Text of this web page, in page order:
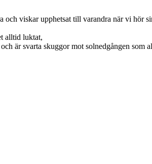
och viskar upphetsat till varandra när vi hör
alltid luktat,
är svarta skuggor mot solnedgången